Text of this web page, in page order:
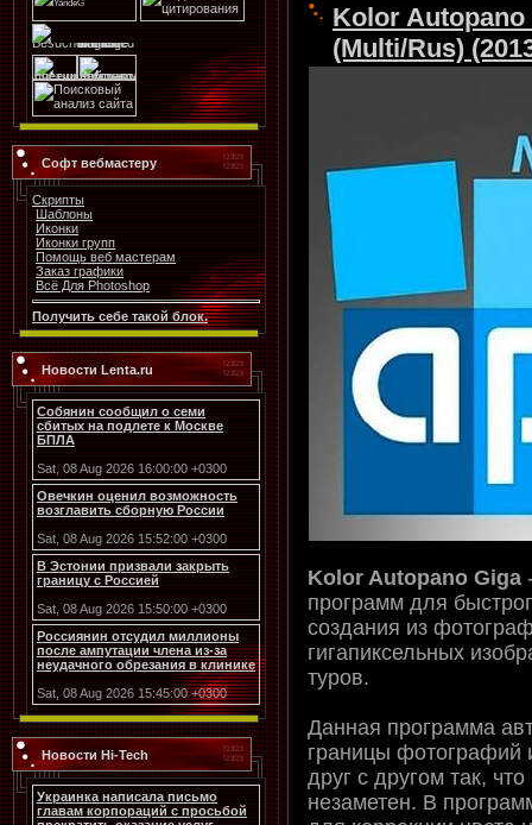
Софт вебмастеру
Скрипты
Шаблоны
Иконки
Иконки групп
Помощь веб мастерам
Заказ графики
Всё Для Photoshop
Получить себе такой блок.
Новости Lenta.ru
Собянин сообщил о семи
сбитых на подлете к Москве
БПЛА
Sat, 08 Aug 2026 16:00:00 +0300
Овечкин оценил возможность
возглавить сборную России
Sat, 08 Aug 2026 15:52:00 +0300
В Эстонии призвали закрыть
границу с Россией
Sat, 08 Aug 2026 15:50:00 +0300
Россиянин отсудил миллионы
после ампутации члена из-за
неудачного обрезания в клинике
Sat, 08 Aug 2026 15:45:00 +0300
Новости Hi-Tech
Украинка написала письмо
главам корпораций с просьбой
Kolor Autopano
(Multi/Rus)
Kolor Autopano Giga
программ для
создания из
гигапиксельных
туров.
Данная программа
границы фотографий
друг с другом так,
незаметен. В